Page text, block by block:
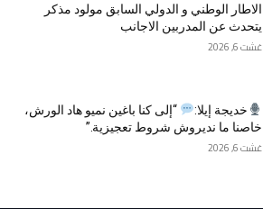
الاطار الوطني و الدولي السابق مولود مذكر
يتحدث عن المدربين الاجانب
غشت 6, 2026
خديجة إيلا:
“إلى كنا باغين نميو هاد الورش،
خاصنا ما نديروش شروط تعجيزية.”
غشت 6, 2026